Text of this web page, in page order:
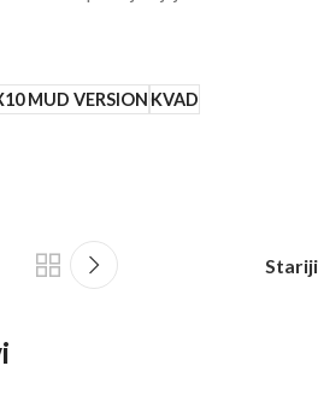
MUD VERSION KVAD
Stariji